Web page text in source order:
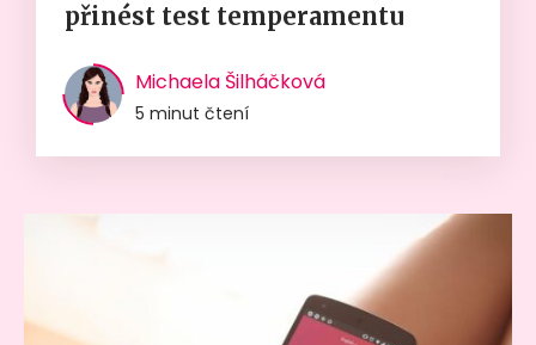
přinést test temperamentu
Michaela Šilháčková
5 minut čtení